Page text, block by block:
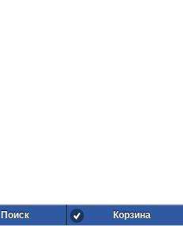
Поиск Корзина